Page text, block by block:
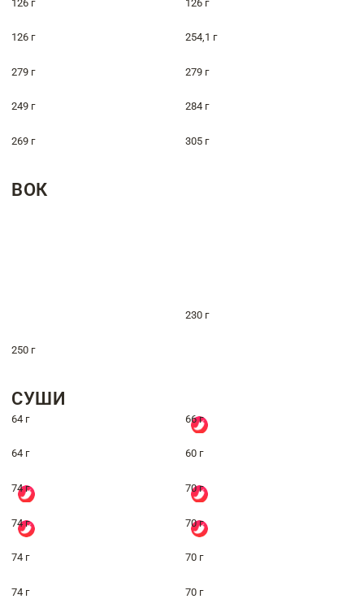
126 г 126 г
126 г 254,1 г
279 г 279 г
249 г 284 г
269 г 305 г
ВОК
230 г
250 г
СУШИ
64 г 66 г
64 г 60 г
74 г 70 г
74 г 70 г
74 г 70 г
74 г 70 г